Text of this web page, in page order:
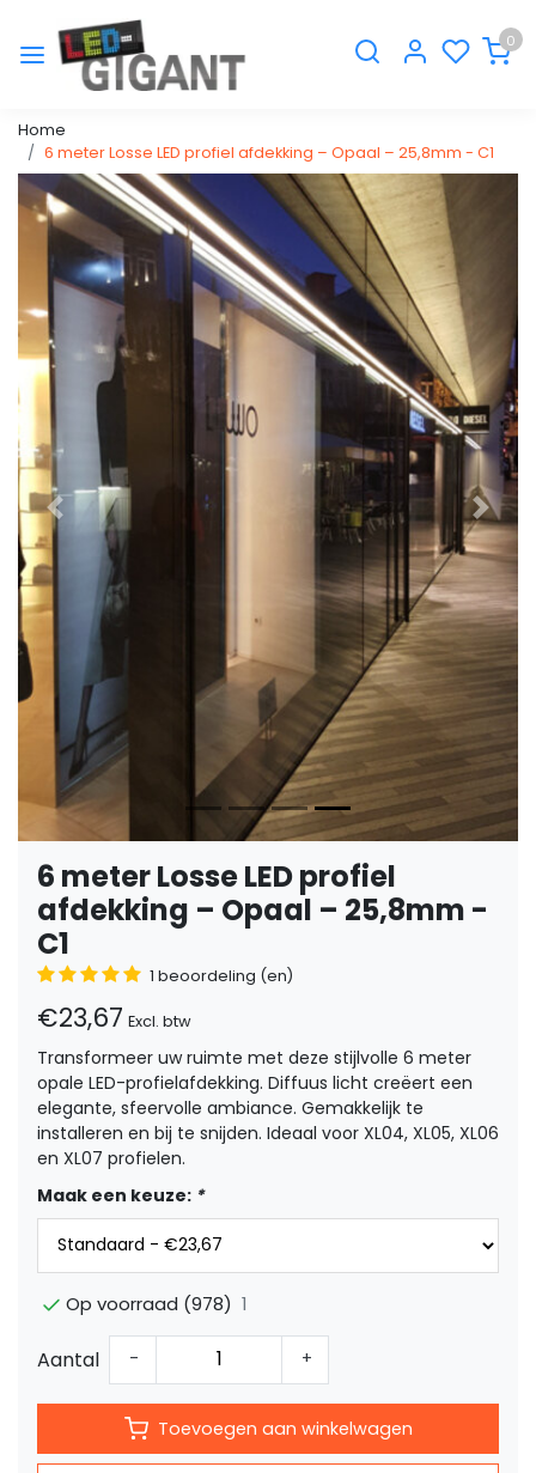
0
Home
6 meter Losse LED profiel afdekking – Opaal – 25,8mm - C1
Vorige
6 meter Losse LED profiel
afdekking – Opaal – 25,8mm -
C1
1 beoordeling (en)
€23,67 Excl. btw
Transformeer uw ruimte met deze stijlvolle 6 meter
opale LED-profielafdekking. Diffuus licht creëert een
elegante, sfeervolle ambiance. Gemakkelijk te
installeren en bij te snijden. Ideaal voor XL04, XL05, XL06
en XL07 profielen.
Maak een keuze: *
Op voorraad (978) 1
Aantal - +
Toevoegen aan winkelwagen